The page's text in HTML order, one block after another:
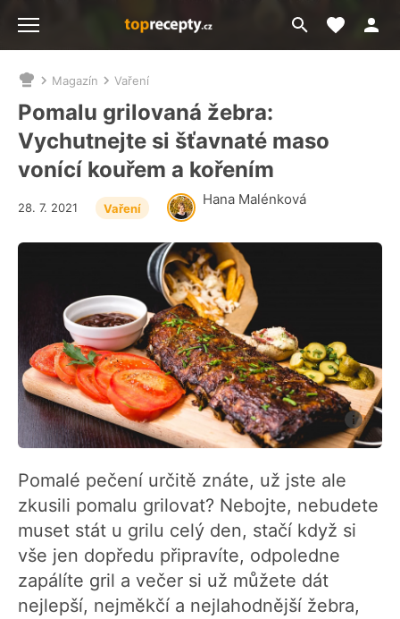
Přejít
na
Moje
Nacházíte
se
zde:
Magazín Vaření
Pomalu grilovaná žebra:
Vychutnejte si šťavnaté maso
vonící kouřem a kořením
Hana Malénková
28. 7. 2021 Vaření
Pomalé pečení určitě znáte, už jste ale
zkusili pomalu grilovat? Nebojte, nebudete
muset stát u grilu celý den, stačí když si
vše jen dopředu připravíte, odpoledne
zapálíte gril a večer si už můžete dát
nejlepší, nejměkčí a nejlahodnější žebra,